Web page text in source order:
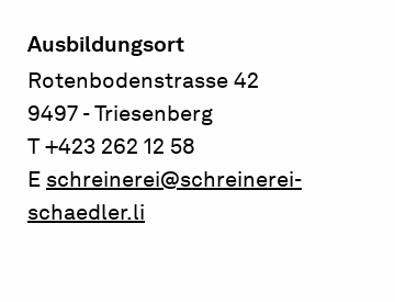
Ausbildungsort
Rotenbodenstrasse 42
9497 - Triesenberg
T +423 262 12 58
E schreinerei@schreinerei-
schaedler.li